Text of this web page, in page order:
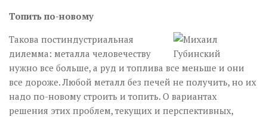
Топить по-новому
Такова постиндустриальная
дилемма: металла человечеству
нужно все больше, а руд и топлива все меньше и они
все дороже. Любой металл без печей не получить, но их
надо по-новому строить и топить. О вариантах
решения этих проблем, текущих и перспективных,